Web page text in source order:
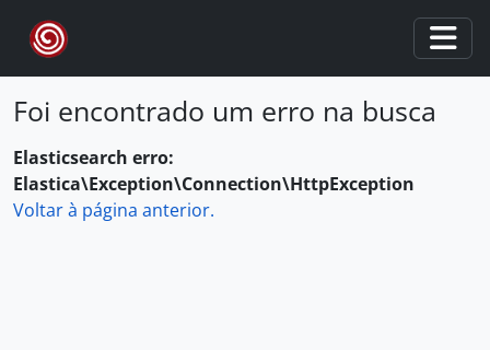
Skip to main content
Foi encontrado um erro na busca
Elasticsearch erro:
Elastica\Exception\Connection\HttpException
Voltar à página anterior.